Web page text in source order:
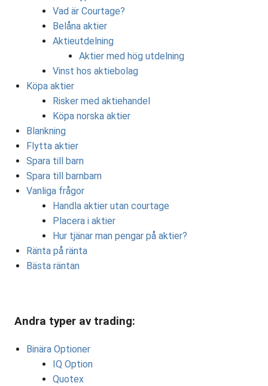
Vad är Courtage?
Belåna aktier
Aktieutdelning
Aktier med hög utdelning
Vinst hos aktiebolag
Köpa aktier
Risker med aktiehandel
Köpa norska aktier
Blankning
Flytta aktier
Spara till barn
Spara till barnbarn
Vanliga frågor
Handla aktier utan courtage
Placera i aktier
Hur tjänar man pengar på aktier?
Ränta på ränta
Bästa räntan
Andra typer av trading:
Binära Optioner
IQ Option
Quotex